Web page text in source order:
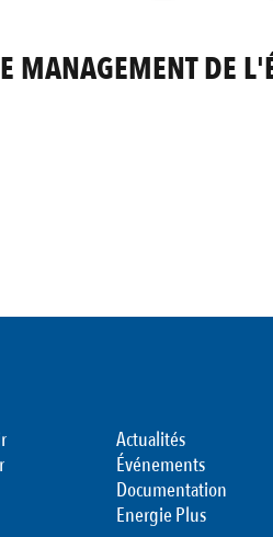
MANAGEMENT DE
Actualités
Événements
Documentation
Energie Plus